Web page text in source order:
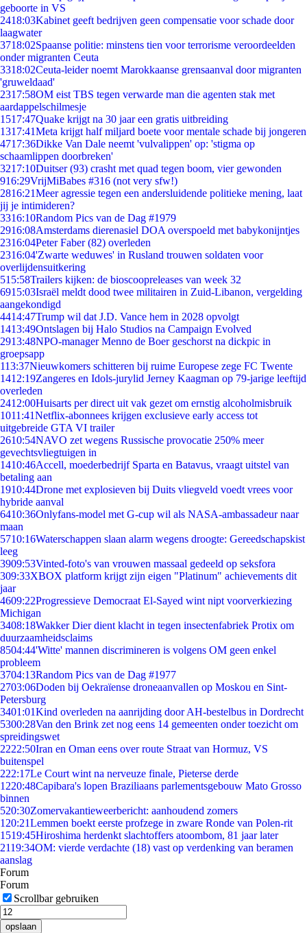
geboorte in VS
2418:03Kabinet geeft bedrijven geen compensatie voor schade door
laagwater
3718:02Spaanse politie: minstens tien voor terrorisme veroordeelden
onder migranten Ceuta
3318:02Ceuta-leider noemt Marokkaanse grensaanval door migranten
'gruweldaad'
2317:58OM eist TBS tegen verwarde man die agenten stak met
aardappelschilmesje
1517:47Quake krijgt na 30 jaar een gratis uitbreiding
1317:41Meta krijgt half miljard boete voor mentale schade bij jongeren
4717:36Dikke Van Dale neemt 'vulvalippen' op: 'stigma op
schaamlippen doorbreken'
3217:10Duitser (93) crasht met quad tegen boom, vier gewonden
916:29VrijMiBabes #316 (not very sfw!)
2816:21Meer agressie tegen een andersluidende politieke mening, laat
jij je intimideren?
3316:10Random Pics van de Dag #1979
2916:08Amsterdams dierenasiel DOA overspoeld met babykonijntjes
2316:04Peter Faber (82) overleden
2316:04'Zwarte weduwes' in Rusland trouwen soldaten voor
overlijdensuitkering
515:58Trailers kijken: de bioscoopreleases van week 32
6915:03Israël meldt dood twee militairen in Zuid-Libanon, vergelding
aangekondigd
4414:47Trump wil dat J.D. Vance hem in 2028 opvolgt
1413:49Ontslagen bij Halo Studios na Campaign Evolved
2913:48NPO-manager Menno de Boer geschorst na dickpic in
groepsapp
113:37Nieuwkomers schitteren bij ruime Europese zege FC Twente
1412:19Zangeres en Idols-jurylid Jerney Kaagman op 79-jarige leeftijd
overleden
2412:00Huisarts per direct uit vak gezet om ernstig alcoholmisbruik
1011:41Netflix-abonnees krijgen exclusieve early access tot
uitgebreide GTA VI trailer
2610:54NAVO zet wegens Russische provocatie 250% meer
gevechtsvliegtuigen in
1410:46Accell, moederbedrijf Sparta en Batavus, vraagt uitstel van
betaling aan
1910:44Drone met explosieven bij Duits vliegveld voedt vrees voor
hybride aanval
6410:36Onlyfans-model met G-cup wil als NASA-ambassadeur naar
maan
5710:16Waterschappen slaan alarm wegens droogte: Gereedschapskist
leeg
3909:53Vinted-foto's van vrouwen massaal gedeeld op seksfora
309:33XBOX platform krijgt zijn eigen "Platinum" achievements dit
jaar
4609:22Progressieve Democraat El-Sayed wint nipt voorverkiezing
Michigan
3408:18Wakker Dier dient klacht in tegen insectenfabriek Protix om
duurzaamheidsclaims
8504:44'Witte' mannen discrimineren is volgens OM geen enkel
probleem
3704:13Random Pics van de Dag #1977
2703:06Doden bij Oekraïense droneaanvallen op Moskou en Sint-
Petersburg
3401:01Kind overleden na aanrijding door AH-bestelbus in Dordrecht
5300:28Van den Brink zet nog eens 14 gemeenten onder toezicht om
spreidingswet
2222:50Iran en Oman eens over route Straat van Hormuz, VS
buitenspel
222:17Le Court wint na nerveuze finale, Pieterse derde
1220:48Capibara's lopen Braziliaans parlementsgebouw Mato Grosso
binnen
520:30Zomervakantieweerbericht: aanhoudend zomers
1 20:21Lemmen boekt eerste profzege in zware Ronde van Polen-rit
1519:45Hiroshima herdenkt slachtoffers atoombom, 81 jaar later
2119:34OM: vierde verdachte (18) vast op verdenking van beramen
aanslag
Forum
Forum
Scrollbar gebruiken
opslaan